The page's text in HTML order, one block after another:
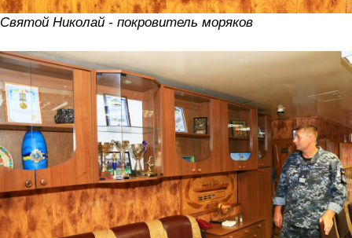
Святой Николай - покровитель моряков